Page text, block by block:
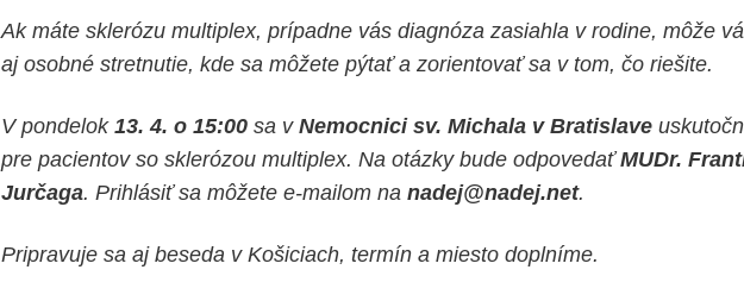
Ak máte sklerózu multiplex, prípadne vás diagnóza zasiahla v rodine, môže
aj osobné stretnutie, kde sa môžete pýtať a zorientovať sa v tom, čo riešite.
V pondelok 13. 4. o 15:00 sa v Nemocnici sv. Michala v Bratislave
pre pacientov so sklerózou multiplex. Na otázky bude odpovedaťMUDr.
Jurčaga. Prihlásiť sa môžete e-mailom na nadej@nadej.net.
Pripravuje sa aj beseda v Košiciach, termín a miesto doplníme.